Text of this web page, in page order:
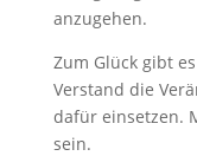
anzugehen.
Zum Glück gibt
Verstand die
dafür einsetzen.
sein.